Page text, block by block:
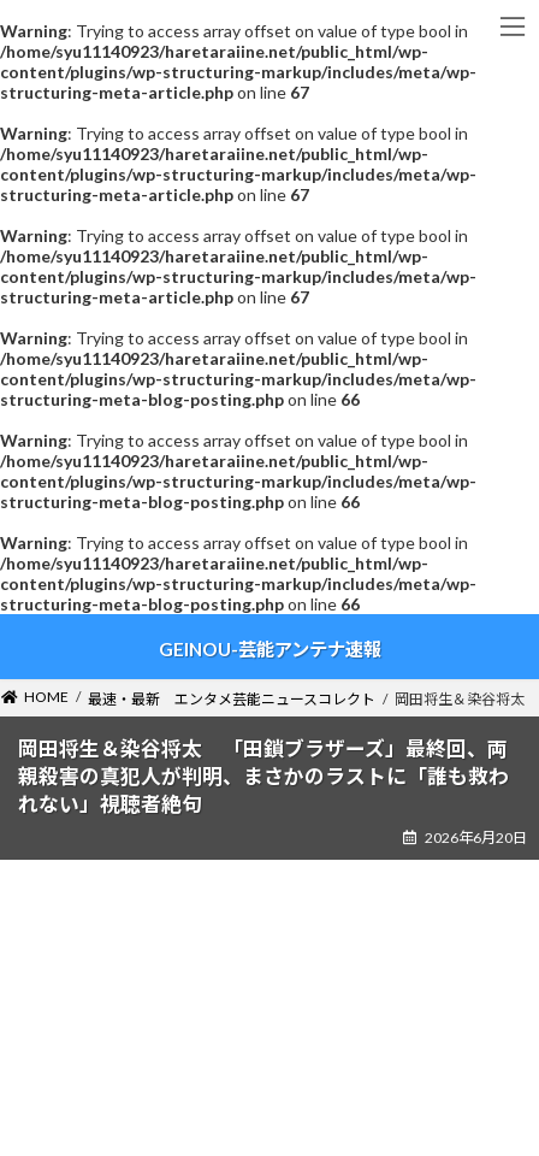
Warning: Trying to access array offset on value of type bool in
/home/syu11140923/haretaraiine.net/public_html/wp-
content/plugins/wp-structuring-markup/includes/meta/wp-
structuring-meta-article.phpon line 67
Warning: Trying to access array offset on value of type bool in
/home/syu11140923/haretaraiine.net/public_html/wp-
content/plugins/wp-structuring-markup/includes/meta/wp-
structuring-meta-article.phpon line 67
Warning: Trying to access array offset on value of type bool in
/home/syu11140923/haretaraiine.net/public_html/wp-
content/plugins/wp-structuring-markup/includes/meta/wp-
structuring-meta-article.phpon line 67
Warning: Trying to access array offset on value of type bool in
/home/syu11140923/haretaraiine.net/public_html/wp-
content/plugins/wp-structuring-markup/includes/meta/wp-
structuring-meta-blog-posting.phpon line 66
Warning: Trying to access array offset on value of type bool in
/home/syu11140923/haretaraiine.net/public_html/wp-
content/plugins/wp-structuring-markup/includes/meta/wp-
structuring-meta-blog-posting.phpon line 66
Warning: Trying to access array offset on value of type bool in
/home/syu11140923/haretaraiine.net/public_html/wp-
content/plugins/wp-structuring-markup/includes/meta/wp-
structuring-meta-blog-posting.phpon line 66
ン
ツ
ー
シ
GEINOU-芸能アンテナ速報
HOME 最速・最新 エンタメ芸能ニュースコレクト 岡田将生＆染谷将太
岡田将生＆染谷将太 「田鎖ブラザーズ」最終回、両
親殺害の真犯人が判明、まさかのラストに「誰も救わ
れない」視聴者絶句
2026年6月20日